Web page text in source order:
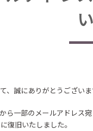
誠にありがとうございま
一部のメールアドレス
復旧いたしました。